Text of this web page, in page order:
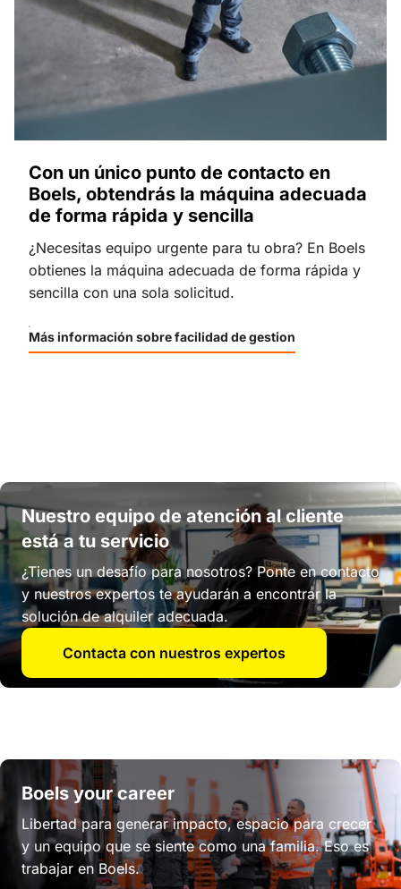
Con un único punto de contacto en
Boels, obtendrás la máquina adecuada
de forma rápida y sencilla
¿Necesitas equipo urgente para tu obra? En Boels
obtienes la máquina adecuada de forma rápida y
sencilla con una sola solicitud.
Más información sobre facilidad de gestion
Nuestro equipo de atención al cliente
está a tu servicio
¿Tienes un desafío para nosotros? Ponte en contacto
y nuestros expertos te ayudarán a encontrar la
solución de alquiler adecuada.
Contacta con nuestros expertos
Boels your career
Libertad para generar impacto, espacio para crecer
y un equipo que se siente como una familia. Eso es
trabajar en Boels.